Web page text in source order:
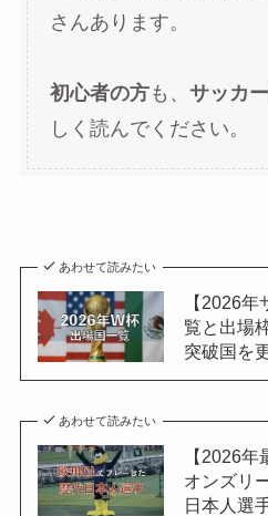
さんあります。
初心者の方も、 サッカ
しく読んでください。
あわせて読みたい
【2026
覧と出場
突破国を
あわせて読みたい
【2026
オンズリ
日本人選